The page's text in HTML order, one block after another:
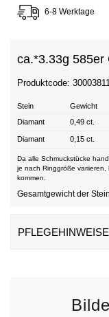
6-8 Werktage
ca.*3.33g 585er
Produktcode:
Stein Gewicht
Diamant
0,49 ct.
Diamant 0,15 ct.
Da alle Schmuckstücke
je nach Ringgröße
kommen.
Gesamtgewicht der
PFLEGEHINWEISE